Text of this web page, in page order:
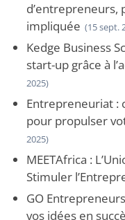
d’entrepreneurs,
impliquée (15 sept.
Kedge Business
start-up grâce à
2025)
Entrepreneuriat :
pour propulser
2025)
MEETAfrica :
Stimuler
GO
vos idées en